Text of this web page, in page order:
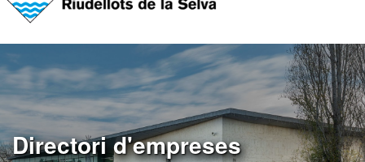
Directori d'empreses